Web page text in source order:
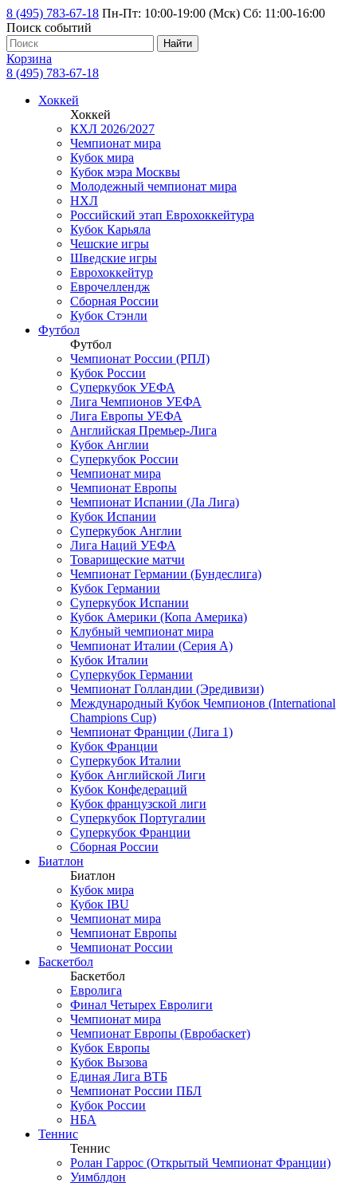
8 (495) 783-67-18 Пн-Пт: 10:00-19:00 (Мск) Сб: 11:00-16:00
Поиск событий
Найти
Корзина
8 (495) 783-67-18
Хоккей
Хоккей
КХЛ 2026/2027
Чемпионат мира
Кубок мира
Кубок мэра Москвы
Молодежный чемпионат мира
НХЛ
Российский этап Еврохоккейтура
Кубок Карьяла
Чешские игры
Шведские игры
Еврохоккейтур
Еврочеллендж
Сборная России
Кубок Стэнли
Футбол
Футбол
Чемпионат России (РПЛ)
Кубок России
Суперкубок УЕФА
Лига Чемпионов УЕФА
Лига Европы УЕФА
Английская Премьер-Лига
Кубок Англии
Суперкубок России
Чемпионат мира
Чемпионат Европы
Чемпионат Испании (Ла Лига)
Кубок Испании
Суперкубок Англии
Лига Наций УЕФА
Товарищеские матчи
Чемпионат Германии (Бундеслига)
Кубок Германии
Суперкубок Испании
Кубок Америки (Копа Америка)
Клубный чемпионат мира
Чемпионат Италии (Серия А)
Кубок Италии
Суперкубок Германии
Чемпионат Голландии (Эредивизи)
Международный Кубок Чемпионов (International
Champions Cup)
Чемпионат Франции (Лига 1)
Кубок Франции
Суперкубок Италии
Кубок Английской Лиги
Кубок Конфедераций
Кубок французской лиги
Суперкубок Португалии
Суперкубок Франции
Сборная России
Биатлон
Биатлон
Кубок мира
Кубок IBU
Чемпионат мира
Чемпионат Европы
Чемпионат России
Баскетбол
Баскетбол
Евролига
Финал Четырех Евролиги
Чемпионат мира
Чемпионат Европы (Евробаскет)
Кубок Европы
Кубок Вызова
Единая Лига ВТБ
Чемпионат России ПБЛ
Кубок России
НБА
Теннис
Теннис
Ролан Гаррос (Открытый Чемпионат Франции)
Уимблдон